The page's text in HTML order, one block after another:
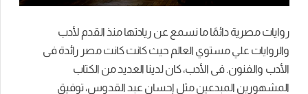
روايات مصرية دائمًا ما نسمع عن ريادتها منذ القدم لأدب
والروايات علي مستوي العالم حيث كانت كانت مصر رائدة فى
الأدب والفنون. فى الأدب، كان لدينا العديد من الكتاب
المشهورين المبدعين مثل إحسان عبد القدوس، توفيق